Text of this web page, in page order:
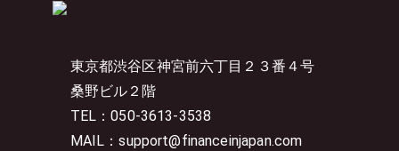
東京都渋谷区神宮前六丁目２３番４号
桑野ビル２階
TEL：050-3613-3538
MAIL：support@financeinjapan.com